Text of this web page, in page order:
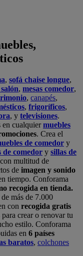
, sofá chaise longue,
, mesas comedor,
, canapés,
, frigoríficos,
, y televisiones.
en cualquiermuebles
. Crea el
de comedor y
de comedor y sillas de
multitud de
de imagen y sonido
tiempo. Conforama
recogida en tienda.
más de 7.000
con recogida gratis
para crear o renovar tu
estilo. Conforama
en 6 países
baratos, colchones